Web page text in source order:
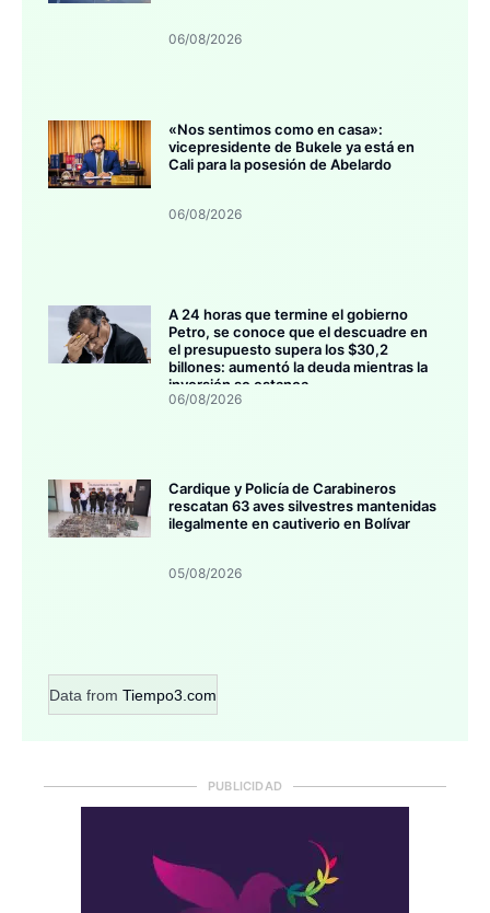
06/08/2026
«Nos sentimos como en casa»:
vicepresidente de Bukele ya está en
Cali para la posesión de Abelardo
06/08/2026
A 24 horas que termine el gobierno
Petro, se conoce que el descuadre en
el presupuesto supera los $30,2
billones: aumentó la deuda mientras la
inversión se estanca
06/08/2026
Cardique y Policía de Carabineros
rescatan 63 aves silvestres mantenidas
ilegalmente en cautiverio en Bolívar
05/08/2026
Data from Tiempo3.com
PUBLICIDAD